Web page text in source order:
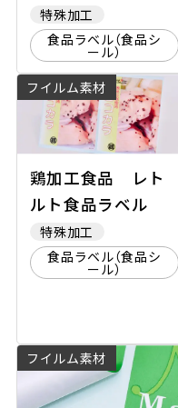
特殊加工
食品ラベル（食品シ
ール）
フイルム素材
鶏加工食品 レト
ルト食品ラベル
特殊加工
食品ラベル（食品シ
ール）
フイルム素材